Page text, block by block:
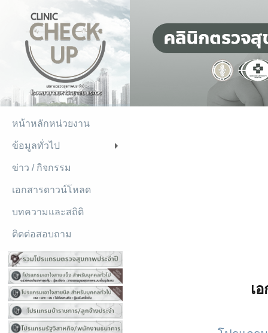
หน้าหลักหน่วยงาน
ข้อมูลทั่วไป
ข่าว / กิจกรรม
เอกสารดาวน์โหลด
บทความและสถิติ
ติดต่อสอบถาม
เ